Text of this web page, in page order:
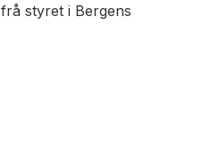
frå styret i Bergens